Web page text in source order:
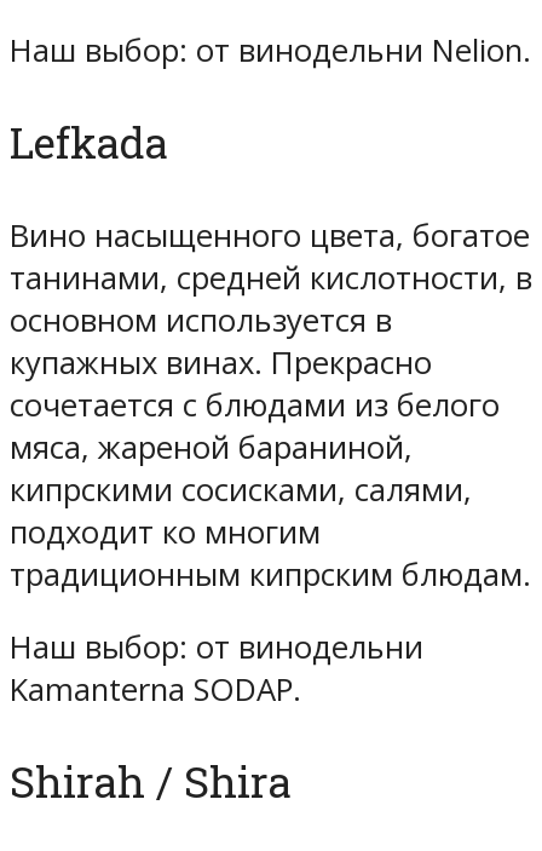
Наш выбор: от винодельни Nelion.
Lefkada
Вино насыщенного цвета, богатое
танинами, средней кислотности, в
основном используется в
купажных винах. Прекрасно
сочетается с блюдами из белого
мяса, жареной бараниной,
кипрскими сосисками, салями,
подходит ко многим
традиционным кипрским блюдам.
Наш выбор: от винодельни
Kamanterna SODAP.
Shirah / Shira